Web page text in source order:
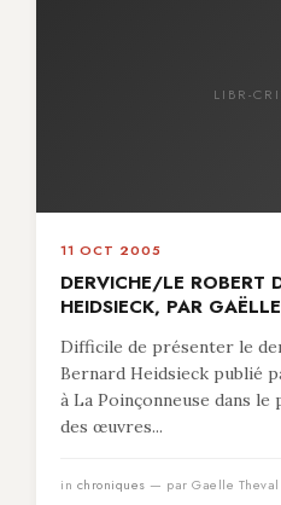
LIBR-
11 OCT 2005
DERVICHE/LE ROBERT
HEIDSIECK, PAR
Difficile de présenter le
Bernard Heidsieck publié
à La Poinçonneuse dans
des œuvres...
in chroniques — par Gaelle Theval